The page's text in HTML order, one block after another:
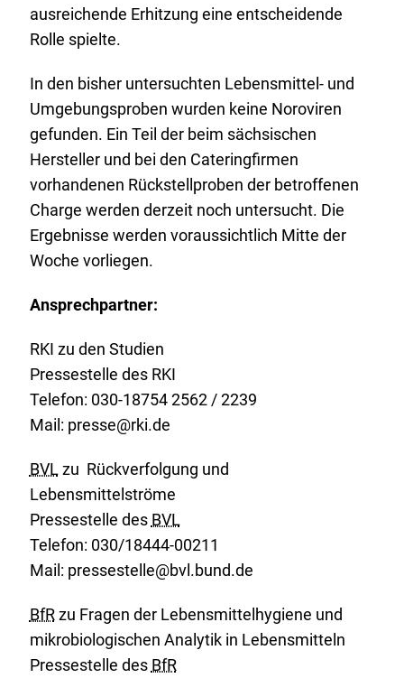
ausreichende Erhitzung eine entscheidende
Rolle spielte.
In den bisher untersuchten Lebensmittel- und
Umgebungsproben wurden keine Noroviren
gefunden. Ein Teil der beim sächsischen
Hersteller und bei den Cateringfirmen
vorhandenen Rückstellproben der betroffenen
Charge werden derzeit noch untersucht. Die
Ergebnisse werden voraussichtlich Mitte der
Woche vorliegen.
Ansprechpartner:
RKI zu den Studien
Pressestelle des RKI
Telefon: 030-18754 2562 / 2239
Mail: presse@rki.de
BVLzu Rückverfolgung und
Lebensmittelströme
Pressestelle des BVL
Telefon: 030/18444-00211
Mail: pressestelle@bvl.bund.de
BfRzu Fragen der Lebensmittelhygiene und
mikrobiologischen Analytik in Lebensmitteln
Pressestelle des BfR